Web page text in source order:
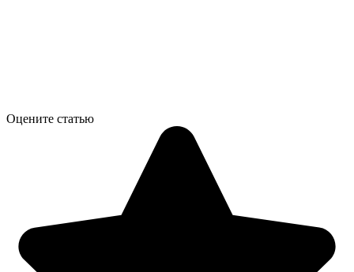
Оцените статью